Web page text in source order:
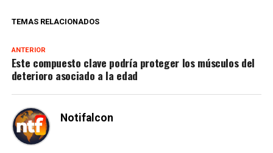
TEMAS RELACIONADOS
ANTERIOR
Este compuesto clave podría proteger los músculos del
deterioro asociado a la edad
Notifalcon